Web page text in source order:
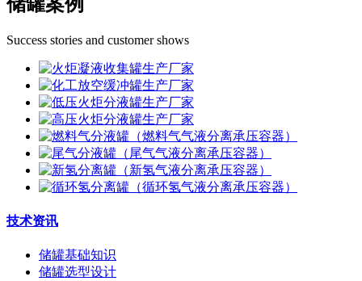
Success stories and customer shows
技术资讯
储罐基础知识
储罐选型设计